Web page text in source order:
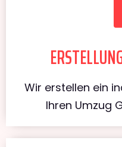
Wir erstellen ein
Ihren Umzug